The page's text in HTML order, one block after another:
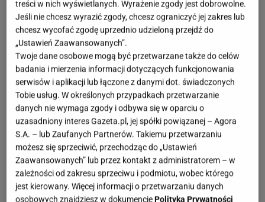
treści w nich wyświetlanych. Wyrażenie zgody jest dobrowolne.
Jeśli nie chcesz wyrazić zgody, chcesz ograniczyć jej zakres lub
chcesz wycofać zgodę uprzednio udzieloną przejdź do
„Ustawień Zaawansowanych”.
Twoje dane osobowe mogą być przetwarzane także do celów
badania i mierzenia informacji dotyczących funkcjonowania
serwisów i aplikacji lub łączone z danymi dot. świadczonych
Tobie usług. W określonych przypadkach przetwarzanie
danych nie wymaga zgody i odbywa się w oparciu o
uzasadniony interes Gazeta.pl, jej spółki powiązanej – Agora
S.A. – lub Zaufanych Partnerów. Takiemu przetwarzaniu
możesz się sprzeciwić, przechodząc do „Ustawień
Zaawansowanych” lub przez kontakt z administratorem – w
zależności od zakresu sprzeciwu i podmiotu, wobec którego
jest kierowany. Więcej informacji o przetwarzaniu danych
osobowych znajdziesz w dokumenciePolityka Prywatności